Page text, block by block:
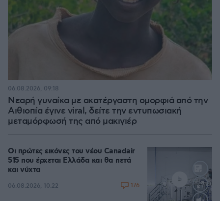
Νεαρή γυναίκα με ακατέργαστη ομορφιά από την
Αιθιοπία έγινε viral, δείτε την εντυπωσιακή
μεταμόρφωσή της από μακιγιέρ
06.08.2026, 09:18
Οι πρώτες εικόνες του νέου Canadair
515 που έρχεται Ελλάδα και θα πετά
και νύχτα
06.08.2026, 10:22 176